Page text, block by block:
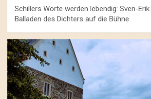
Schillers Worte werden lebendig: Sven-
Balladen des Dichters auf die Bühne.